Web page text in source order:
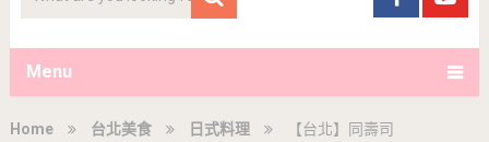
Menu
Home 台北美食 日式料理 【台北】同壽司